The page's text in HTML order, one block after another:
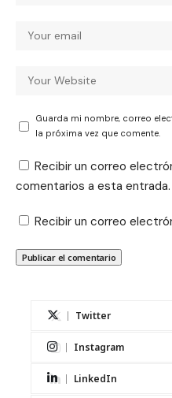
Guarda mi nombre, correo
la próxima vez que comente.
Recibir un correo
comentarios a esta entrada.
Recibir un correo
Twitter
Instagram
LinkedIn